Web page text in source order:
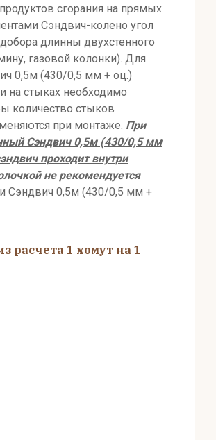
сгорания на прямых
Сэндвич-колено угол
длинны двухстенного
газовой колонки). Для
0,5м (430/0,5 мм + оц.)
на стыках необходимо
количество стыков
при монтаже. При
Сэндвич 0,5м (430/0,5 мм
проходит внутри
не рекомендуется
Сэндвич 0,5м (430/0,5 мм +
расчета 1 хомут на 1